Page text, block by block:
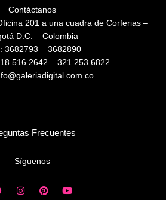
Contáctanos
201 a una cuadra de Corferias –
D.C. – Colombia
3682793 – 3682890
516 2642 – 321 253 6822
Frecuentes
Síguenos
I
n
P
i
Y
o